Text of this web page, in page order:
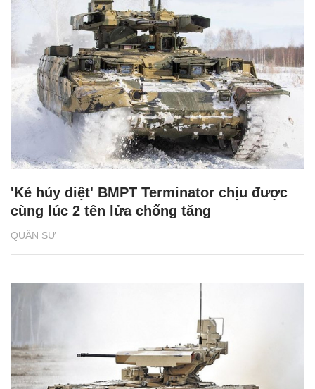
QUÂN SỰ
'Kẻ hủy diệt' BMPT Terminator chịu được
cùng lúc 2 tên lửa chống tăng